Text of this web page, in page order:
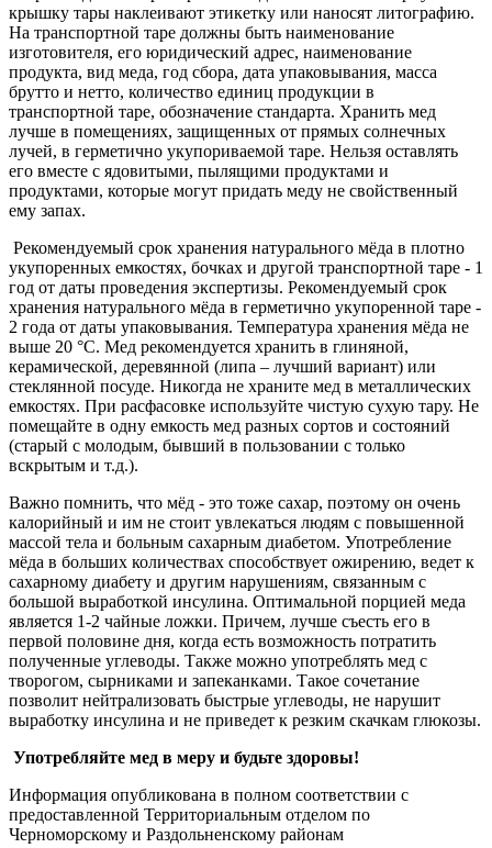
крышку тары наклеивают этикетку или наносят литографию.
На транспортной таре должны быть наименование
изготовителя, его юридический адрес, наименование
продукта, вид меда, год сбора, дата упаковывания, масса
брутто и нетто, количество единиц продукции в
транспортной таре, обозначение стандарта. Хранить мед
лучше в помещениях, защищенных от прямых солнечных
лучей, в герметично укупориваемой таре. Нельзя оставлять
его вместе с ядовитыми, пылящими продуктами и
продуктами, которые могут придать меду не свойственный
ему запах.
Рекомендуемый срок хранения натурального мёда в плотно
укупоренных емкостях, бочках и другой транспортной таре - 1
год от даты проведения экспертизы. Рекомендуемый срок
хранения натурального мёда в герметично укупоренной таре -
2 года от даты упаковывания. Температура хранения мёда не
выше 20 °C. Мед рекомендуется хранить в глиняной,
керамической, деревянной (липа – лучший вариант) или
стеклянной посуде. Никогда не храните мед в металлических
емкостях. При расфасовке используйте чистую сухую тару. Не
помещайте в одну емкость мед разных сортов и состояний
(старый с молодым, бывший в пользовании с только
вскрытым и т.д.).
Важно помнить, что мёд - это тоже сахар, поэтому он очень
калорийный и им не стоит увлекаться людям с повышенной
массой тела и больным сахарным диабетом. Употребление
мёда в больших количествах способствует ожирению, ведет к
сахарному диабету и другим нарушениям, связанным с
большой выработкой инсулина. Оптимальной порцией меда
является 1-2 чайные ложки. Причем, лучше съесть его в
первой половине дня, когда есть возможность потратить
полученные углеводы. Также можно употреблять мед с
творогом, сырниками и запеканками. Такое сочетание
позволит нейтрализовать быстрые углеводы, не нарушит
выработку инсулина и не приведет к резким скачкам глюкозы.
Употребляйте мед в меру и будьте здоровы!
Информация опубликована в полном соответствии с
предоставленной Территориальным отделом по
Черноморскому и Раздольненскому районам